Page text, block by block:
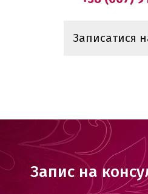
Записатися
Запис на